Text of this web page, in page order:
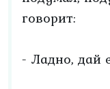
говорит:
- Ладно, дай